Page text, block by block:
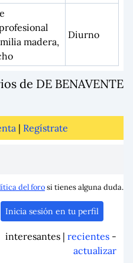
madera,
Diurno
de DE BENAVENTE
| Regístrate
del forosi tienes alguna duda.
Inicia sesión en tu perfil
interesantes | recientes -
actualizar